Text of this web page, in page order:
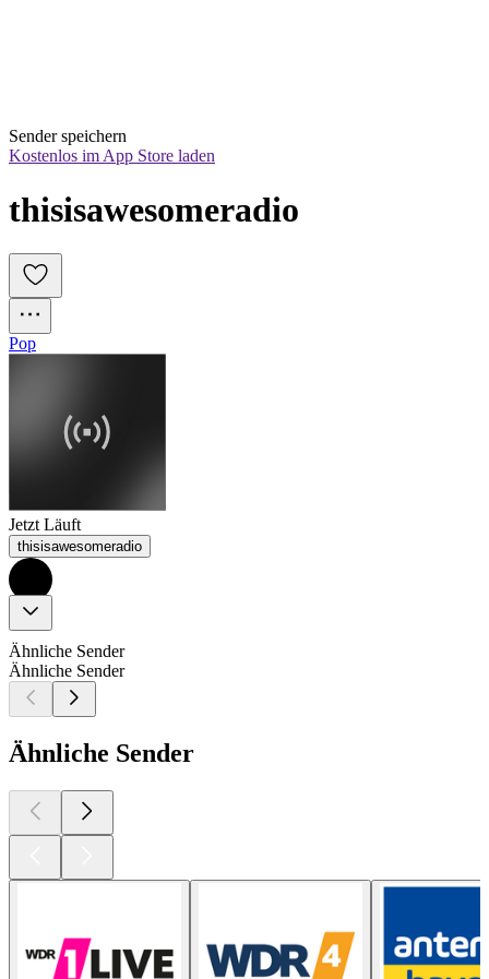
Sender speichern
Kostenlos im App Store laden
thisisawesomeradio
Pop
Jetzt Läuft
thisisawesomeradio
Ähnliche Sender
Ähnliche Sender
Ähnliche Sender